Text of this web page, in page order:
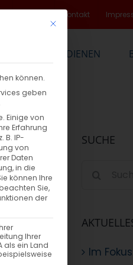
Kontakt
DIENEN
Vor
SUCHE
Im
Mit diesem Button
können.
geben
Einige von
Erfahrung
B. IP-
von
Daten
in die
können Ihre
Sie,
der
Ihrer
als ein Land